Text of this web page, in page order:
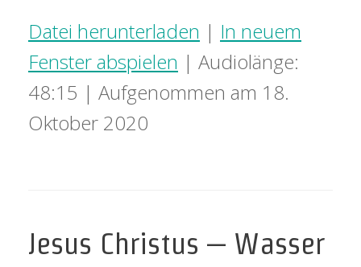
Datei herunterladen | In neuem
Fenster abspielen | Audiolänge:
48:15 | Aufgenommen am 18.
Oktober 2020
Jesus Christus – Wasser